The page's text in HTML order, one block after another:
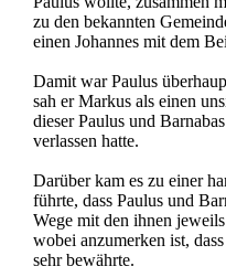
zu den bekannten
einen Johannes mit dem
Damit war Paulus
sah er Markus als einen
dieser Paulus und
verlassen hatte.
Darüber kam es zu einer
führte, dass Paulus und
Wege mit den ihnen
wobei anzumerken ist,
sehr bewährte.